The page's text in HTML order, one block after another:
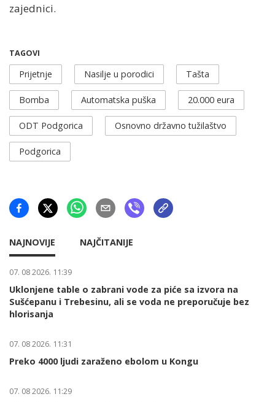
zajednici.
TAGOVI
Prijetnje Nasilje u porodici Tašta
Bomba Automatska puška 20.000 eura
ODT Podgorica Osnovno državno tužilaštvo
Podgorica
NAJNOVIJE NAJČITANIJE
07. 08 2026. 11:39
Uklonjene table o zabrani vode za piće sa izvora na
Sušćepanu i Trebesinu, ali se voda ne preporučuje bez
hlorisanja
07. 08 2026. 11:31
Preko 4000 ljudi zaraženo ebolom u Kongu
07. 08 2026. 11:29